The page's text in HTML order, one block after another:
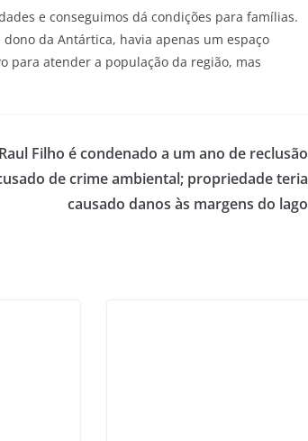
e conseguimos dá condições para famílias.
da Antártica, havia apenas um espaço
para atender a população da região, mas
Raul Filho é condenado a um ano de reclusão
de crime ambiental; propriedade teria
causado danos às margens do lago